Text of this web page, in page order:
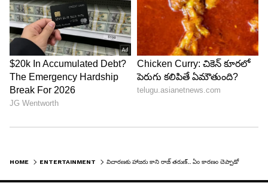
HOME ENTERTAINMENT